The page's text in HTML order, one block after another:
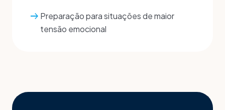
arrow_right_alt Preparação para situações de maior
tensão emocional